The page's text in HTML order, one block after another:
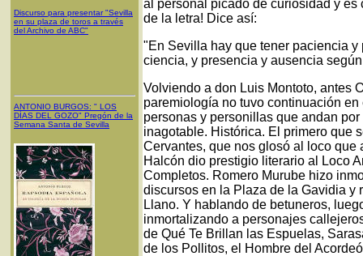
Discurso para presentar "Sevilla
en su plaza de toros a través
del Archivo de ABC"
ANTONIO BURGOS: " LOS
DÍAS DEL GOZO" Pregón de la
Semana Santa de Sevilla
al personal picado de curiosidad y es
de la letra! Dice así:
"En Sevilla hay que tener paciencia
ciencia, y presencia y ausencia
Volviendo a don Luis Montoto, antes
paremiología no tuvo continuación
personas y personillas que andan
inagotable. Histórica. El primero que
Cervantes, que nos glosó al loco
Halcón dio prestigio literario al Loco
Completos. Romero Murube hizo
discursos en la Plaza de la Gavidia y
Llano. Y hablando de betuneros,
inmortalizando a personajes
de Qué Te Brillan las Espuelas,
de los Pollitos, el Hombre del